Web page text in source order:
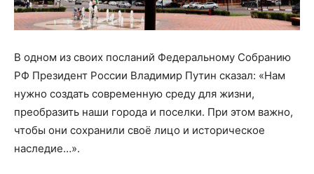
В одном из своих посланий Федеральному Собранию
РФ Президент России Владимир Путин сказал: «Нам
нужно создать современную среду для жизни,
преобразить наши города и поселки. При этом важно,
чтобы они сохранили своё лицо и историческое
наследие…».